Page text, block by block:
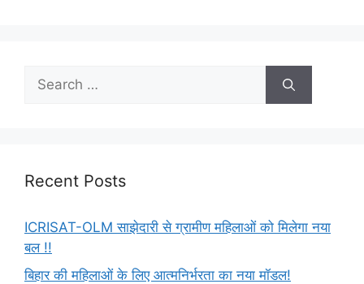
Recent Posts
ICRISAT-OLM साझेदारी से ग्रामीण महिलाओं को मिलेगा नया
बल !!
बिहार की महिलाओं के लिए आत्मनिर्भरता का नया मॉडल!